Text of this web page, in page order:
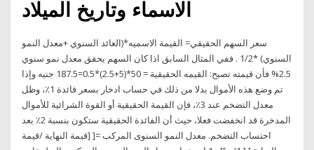
الاسماء وتاريخ الميلاد
سعر السهم الحقيقي= القيمة الاسميه*(العائد السنوي +معدل النمو
السنوي) *1/2 . ففي المثال السابق اذا كان السهم يحقق معدل نمو سنوي
2.5% فأن قيمته تصبح: القيمه الحقيقية = 50*(5+2.5)*0.5=187.5 جنيه وإذا
تم وضع هذه الأموال بدلا من ذلك في حساب ادخار بسعر فائدة 1٪، وظل
معدل التضخم عند 3٪، فإن القيمة الحقيقية أو القوة الشرائية للأموال
المدخرة قد انخفضت فعلا، حيث أن الفائدة الحقيقية ستكون بنسبة 2٪ بعد
احتساب التضخم. معدل النمو السنوى المركب =[ [قيمة النهاية /قيمة